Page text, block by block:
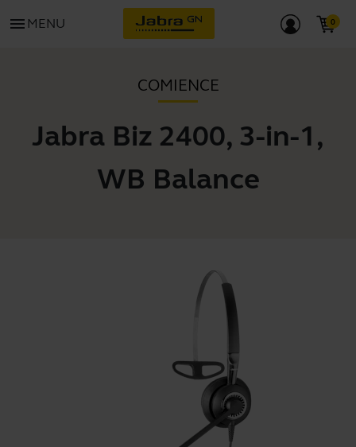
menu MENU
COMIENCE
Jabra Biz 2400, 3-in-1,
WB Balance